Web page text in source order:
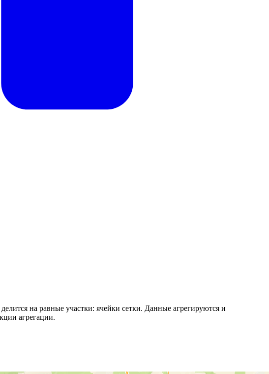
на равные участки: ячейки сетки. Данные агрегируются и
агрегации.